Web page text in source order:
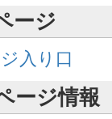
ージ
入り口
ージ情報